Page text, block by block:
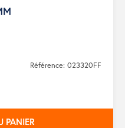
Référence: 023320FF
PANIER